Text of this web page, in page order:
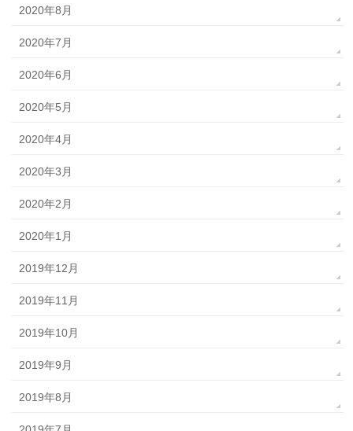
2020年8月
2020年7月
2020年6月
2020年5月
2020年4月
2020年3月
2020年2月
2020年1月
2019年12月
2019年11月
2019年10月
2019年9月
2019年8月